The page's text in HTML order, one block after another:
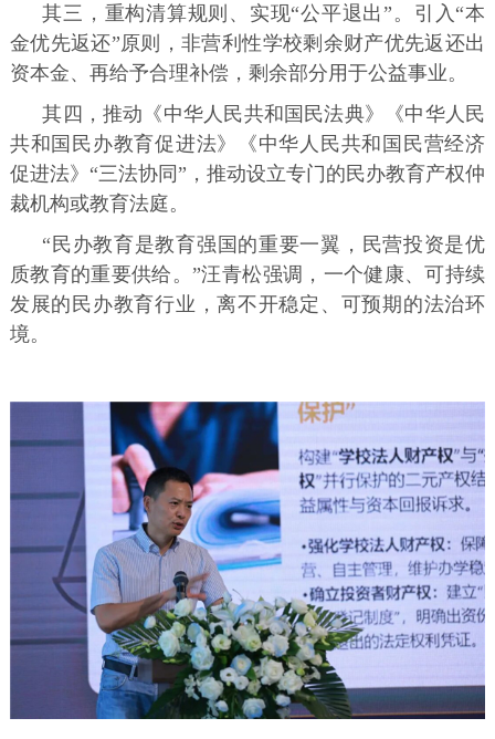
其三，重构清算规则、实现“公平退出”。引入“本
金优先返还”原则，非营利性学校剩余财产优先返还出
资本金、再给予合理补偿，剩余部分用于公益事业。
其四，推动《中华人民共和国民法典》《中华人民
共和国民办教育促进法》《中华人民共和国民营经济
促进法》“三法协同”，推动设立专门的民办教育产权仲
裁机构或教育法庭。
“民办教育是教育强国的重要一翼，民营投资是优
质教育的重要供给。”汪青松强调，一个健康、可持续
发展的民办教育行业，离不开稳定、可预期的法治环
境。